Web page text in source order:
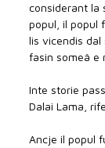
considerant la
popul, il popul
lis vicendis
fasin someâ e
Inte storie
Dalai Lama,
Ancje il popul